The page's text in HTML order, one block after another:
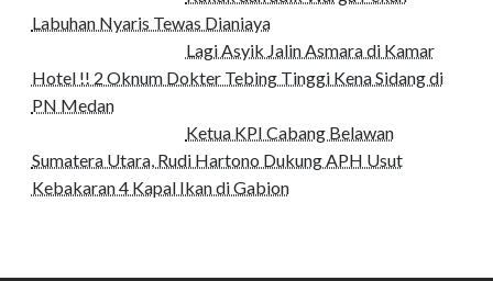
Labuhan Nyaris Tewas Dianiaya
Lagi Asyik Jalin Asmara di Kamar
Hotel !! 2 Oknum Dokter Tebing Tinggi Kena Sidang di
PN Medan
Ketua KPI Cabang Belawan
Sumatera Utara, Rudi Hartono Dukung APH Usut
Kebakaran 4 Kapal Ikan di Gabion